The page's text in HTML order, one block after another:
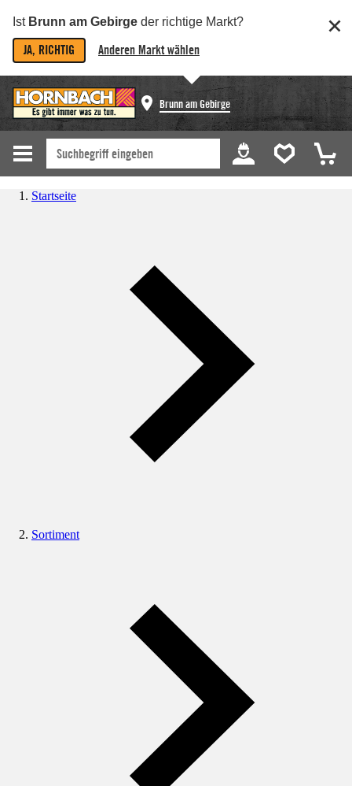
Ist Brunn am Gebirge der richtige Markt?
JA, RICHTIG Anderen Markt wählen
Brunn am Gebirge
Startseite
Sortiment